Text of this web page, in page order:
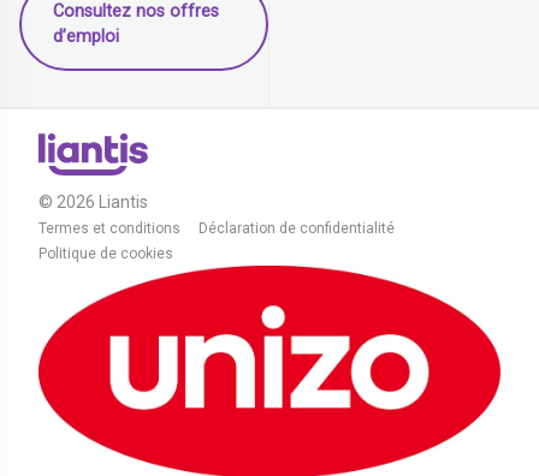
Consultez nos offres
d’emploi
© 2026 Liantis
Termes et conditions
Déclaration de confidentialité
Politique de cookies